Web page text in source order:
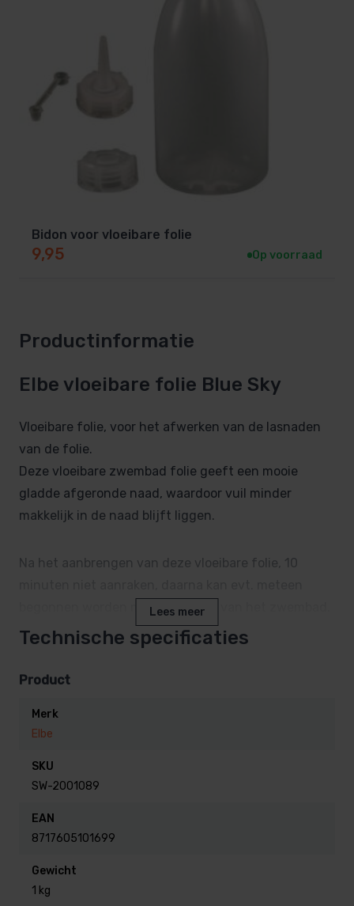
Bidon voor vloeibare folie
9,95 Op voorraad
Productinformatie
Elbe vloeibare folie Blue Sky
Vloeibare folie, voor het afwerken van de lasnaden
van de folie.
Deze vloeibare zwembad folie geeft een mooie
gladde afgeronde naad, waardoor vuil minder
makkelijk in de naad blijft liggen.
Na het aanbrengen van deze vloeibare folie, 10
begonnen worden met het vullen van het zwembad.
aan met een kleine bidon met een spuitmondje
Lees meer
Technische specificaties
Product
Merk
Elbe
SKU
SW-2001089
EAN
8717605101699
Gewicht
1 kg